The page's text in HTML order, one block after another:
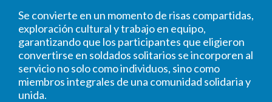
Se convierte en un momento de risas compartidas,
exploración cultural y trabajo en equipo,
garantizando que los participantes que eligieron
convertirse en soldados solitarios se incorporen al
servicio no solo como individuos, sino como
miembros integrales de una comunidad solidaria y
unida.